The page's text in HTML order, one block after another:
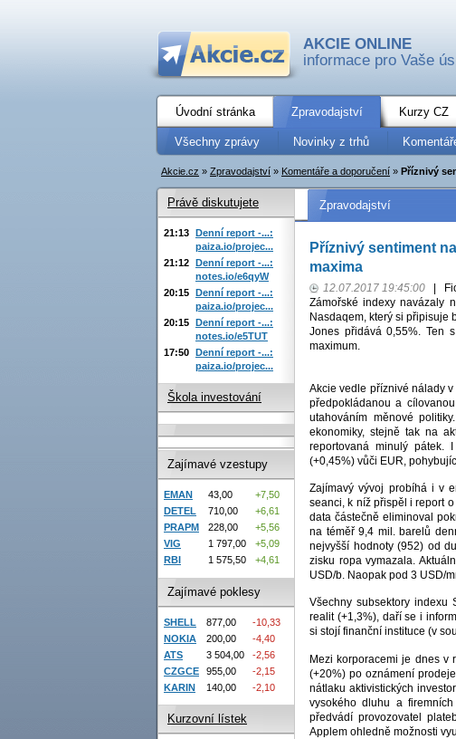
AKCIE ONLINE
informace pro Vaše
Úvodní stránka Zpravodajství Kurzy CZ
Všechny zprávy Novinky z trhů
Akcie.cz » Zpravodajství » Komentáře a doporučení » Příznivý
Zpravodajství
Příznivý sentiment
maxima
12.07.2017 19:45:00
Zámořské indexy navázaly
Nasdaqem, který si připisuje
Jones přidává 0,55%. Ten
maximum.
Akcie vedle příznivé nálady
předpokládanou a
utahováním měnové
ekonomiky, stejně tak na
reportovaná minulý pátek.
(+0,45%) vůči EUR,
Zajímavý vývoj probíhá i v
seanci, k níž přispěl i report
data částečně eliminoval
na téměř 9,4 mil. barelů
nejvyšší hodnoty (952) od
zisku ropa vymazala.
USD/b. Naopak pod 3 USD/
Všechny subsektory indexu
realit (+1,3%), daří se i
si stojí finanční instituce (v
Mezi korporacemi je dnes v
(+20%) po oznámení
nátlaku aktivistických
vysokého dluhu a
předvádí provozovatel
Applem ohledně možnosti
Právě diskutujete
21:13 Denní report -...:
paiza.io/projec...
21:12 Denní report -...:
notes.io/e6qyW
20:15 Denní report -...:
paiza.io/projec...
20:15 Denní report -...:
notes.io/e5TUT
17:50 Denní report -...:
paiza.io/projec...
Škola investování
Zajímavé vzestupy
EMAN 43,00
+7,50
DETEL
710,00
+6,61
PRAPM
228,00
+5,56
VIG
1 797,00
+5,09
RBI
1 575,50 +4,61
Zajímavé poklesy
SHELL 877,00
-10,33
NOKIA
200,00
-4,40
ATS
3 504,00
-2,56
CZGCE
955,00
-2,15
KARIN
140,00 -2,10
Kurzovní lístek